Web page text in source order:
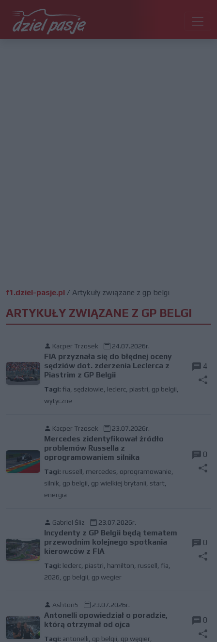
f1.dziel-pasje.pl / Artykuły związane z gp belgi
ARTYKUŁY ZWIĄZANE Z GP BELGI
Kacper Trzosek 24.07.2026r.
FIA przyznała się do błędnej oceny
sędziów dot. zderzenia Leclerca z
Piastrim z GP Belgii
Tagi: fia sędziowie leclerc, piastri gp belgii
wytyczne
4
Kacper Trzosek 23.07.2026r.
Mercedes zidentyfikował źródło
problemów Russella z
oprogramowaniem silnika
Tagi: russell mercedes oprogramowanie
silnik gp belgii gp wielkiej brytanii start
energia
0
Gabriel Śliz 23.07.2026r.
Incydenty z GP Belgii będą tematem
przewodnim kolejnego spotkania
kierowców z FIA
Tagi: leclerc, piastri hamilton russell fia
2026 gp belgii gp wegier
0
Ashton5 23.07.2026r.
Antonelli opowiedział o poradzie,
którą otrzymał od ojca
Tagi: antonelli gp belgii gp węgier
0